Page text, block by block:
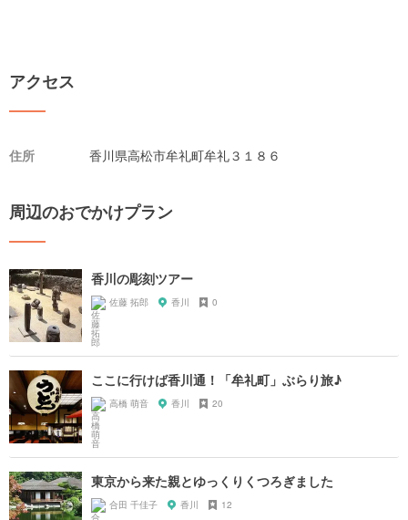
アクセス
住所 香川県高松市牟礼町牟礼３１８６
周辺のおでかけプラン
香川の彫刻ツアー
佐藤 拓郎 香川 0
ここに行けば香川通！「牟礼町」ぶらり旅♪
高橋 萌音 香川 20
東京から来た親とゆっくりくつろぎました
合田 千佳子 香川 12